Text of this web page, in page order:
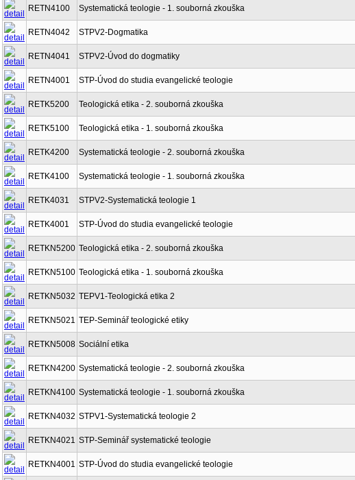
RETN4100 Systematická teologie - 1. souborná zkouška
RETN4042 STPV2-Dogmatika
RETN4041 STPV2-Úvod do dogmatiky
RETN4001 STP-Úvod do studia evangelické teologie
RETK5200 Teologická etika - 2. souborná zkouška
RETK5100 Teologická etika - 1. souborná zkouška
RETK4200 Systematická teologie - 2. souborná zkouška
RETK4100 Systematická teologie - 1. souborná zkouška
RETK4031 STPV2-Systematická teologie 1
RETK4001 STP-Úvod do studia evangelické teologie
RETKN5200 Teologická etika - 2. souborná zkouška
RETKN5100 Teologická etika - 1. souborná zkouška
RETKN5032 TEPV1-Teologická etika 2
RETKN5021 TEP-Seminář teologické etiky
RETKN5008 Sociální etika
RETKN4200 Systematická teologie - 2. souborná zkouška
RETKN4100 Systematická teologie - 1. souborná zkouška
RETKN4032 STPV1-Systematická teologie 2
RETKN4021 STP-Seminář systematické teologie
RETKN4001 STP-Úvod do studia evangelické teologie